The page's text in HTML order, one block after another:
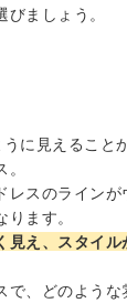
ましょう。
に見えること
レスのラインが
ます。
見え、スタイル
で、どのような